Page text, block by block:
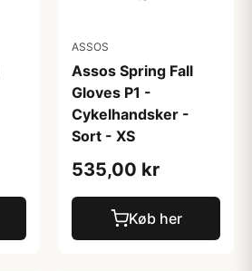
ASSOS
Assos Spring Fall
Gloves P1 -
Cykelhandsker -
Sort - XS
535,00 kr
Køb her